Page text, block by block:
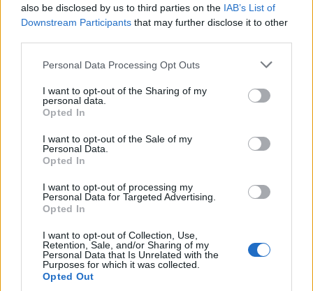
also be disclosed by us to third parties on the IAB’s List of
Downstream Participants that may further disclose it to other
Personal Data Processing Opt Outs
I want to opt-out of the Sharing of my
personal data.
Opted In
I want to opt-out of the Sale of my
Personal Data.
Opted In
I want to opt-out of processing my
Personal Data for Targeted Advertising.
Opted In
I want to opt-out of Collection, Use,
Retention, Sale, and/or Sharing of my
Personal Data that Is Unrelated with the
Purposes for which it was collected.
Opted Out
starten möchtest, musst Du Dich bitte zunächst
im Spiel einloggen. Falls Du noch keinen
Spielaccount besitzt, bitte registriere Dich neu.
unserem Forum!„Zum Spiel“
Was wir gerne essen (5)
Tammoo
Beiträge: 124.352 Zustimmungen: 274.134
Punkte für Erfolge:
6.000
Forenaufseher
Beiträge:
Zustimmungen: Punkte für Erfolge:
Magitta7070
Lebende Forenlegende, weiblich
Beiträge: 141.210 Zustimmungen: 630.585 Punkte für Erfolge:
6.000